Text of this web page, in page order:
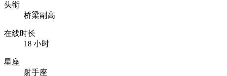
头衔
桥梁副高
在线时长
18 小时
星座
射手座